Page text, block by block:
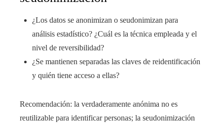
¿Los datos se anonimizan o seudonimizan para
análisis estadístico? ¿Cuál es la técnica empleada y el
nivel de reversibilidad?
¿Se mantienen separadas las claves de reidentificación
y quién tiene acceso a ellas?
Recomendación: la verdaderamente anónima no es
reutilizable para identificar personas; la seudonimización